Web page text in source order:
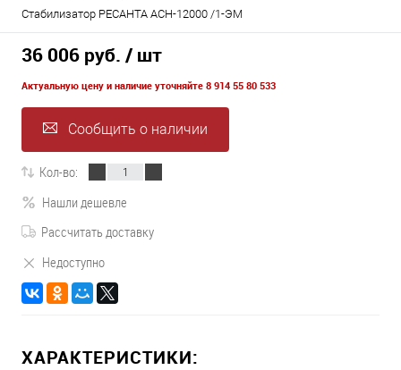
Стабилизатор РЕСАНТА АСН-12000 /1-ЭМ
36 006 руб. / шт
Актуальную цену и наличие уточняйте 8 914 55 80 533
Сообщить о наличии
Кол-во:
Нашли дешевле
Рассчитать доставку
Недоступно
ХАРАКТЕРИСТИКИ: